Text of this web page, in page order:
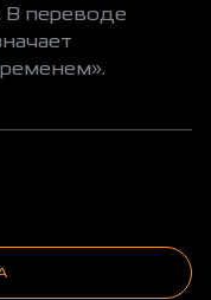
В переводе